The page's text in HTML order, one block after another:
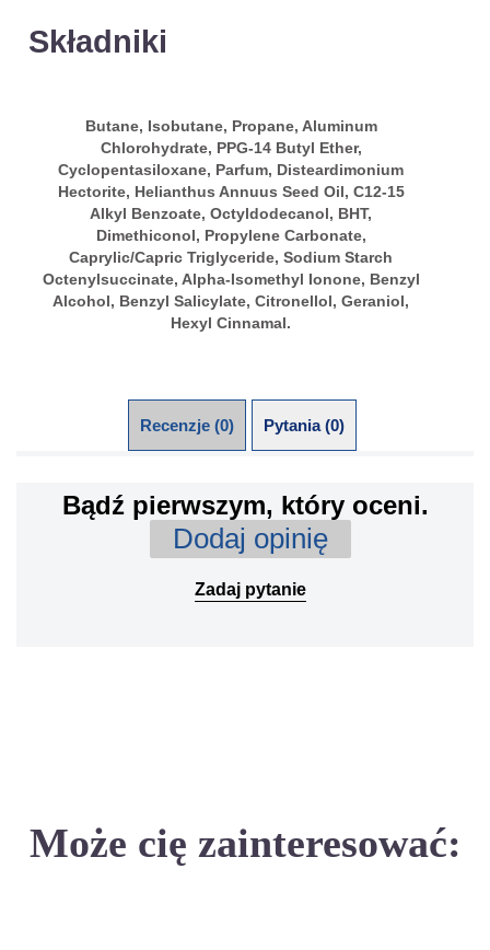
Składniki
Butane, Isobutane, Propane, Aluminum
Chlorohydrate, PPG-14 Butyl Ether,
Cyclopentasiloxane, Parfum, Disteardimonium
Hectorite, Helianthus Annuus Seed Oil, C12-15
Alkyl Benzoate, Octyldodecanol, BHT,
Dimethiconol, Propylene Carbonate,
Caprylic/Capric Triglyceride, Sodium Starch
Octenylsuccinate, Alpha-Isomethyl Ionone, Benzyl
Alcohol, Benzyl Salicylate, Citronellol, Geraniol,
Hexyl Cinnamal.
Recenzje (0) Pytania (0)
Bądź pierwszym, który oceni.
Dodaj opinię
Zadaj pytanie
Może cię zainteresować: